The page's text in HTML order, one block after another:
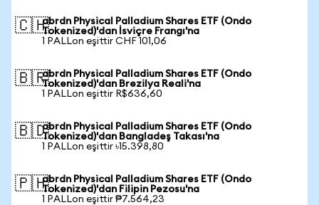
🇨🇭abrdn Physical Palladium Shares ETF (Ondo
Tokenized)'dan İsviçre Frangı'na
1 PALLon eşittir CHF 101,06
🇧🇷abrdn Physical Palladium Shares ETF (Ondo
Tokenized)'dan Brezilya Reali'na
1 PALLon eşittir R$636,60
🇧🇩abrdn Physical Palladium Shares ETF (Ondo
Tokenized)'dan Bangladeş Takası'na
1 PALLon eşittir ৳15.398,80
🇵🇭abrdn Physical Palladium Shares ETF (Ondo
Tokenized)'dan Filipin Pezosu'na
1 PALLon eşittir ₱7.564,23